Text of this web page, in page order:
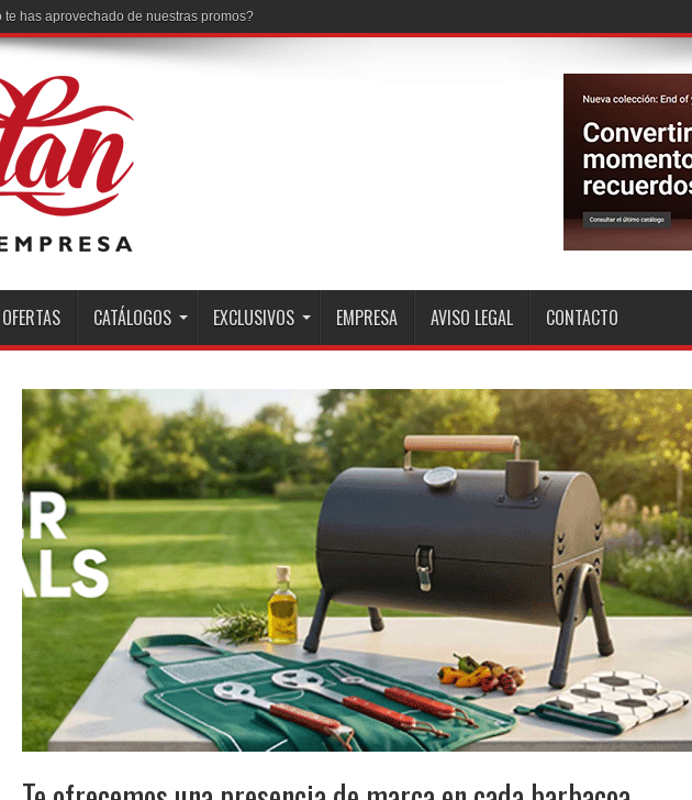
OFERTAS CATÁLOGOS EXCLUSIVOS EMPRESA AVISO LEGAL CONTACTO